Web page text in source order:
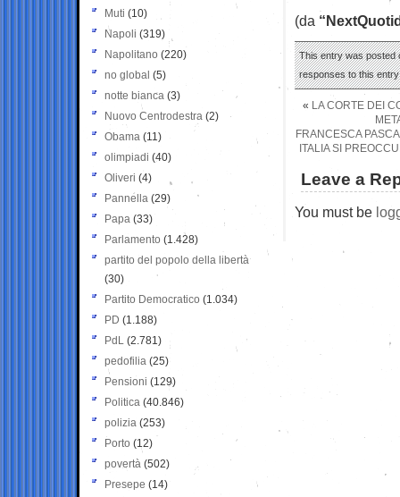
(da
This entry was posted
responses to this
« LA CORTE DEI
FRANCESCA
ITALIA SI
Leave a
You must be
Muti (10)
Napoli (319)
Napolitano (220)
no global (5)
notte bianca (3)
Nuovo Centrodestra (2)
Obama (11)
olimpiadi (40)
Oliveri (4)
Pannella (29)
Papa (33)
Parlamento (1.428)
partito del popolo della libertà
(30)
Partito Democratico (1.034)
PD (1.188)
PdL (2.781)
pedofilia (25)
Pensioni (129)
Politica (40.846)
polizia (253)
Porto (12)
povertà (502)
Presepe (14)